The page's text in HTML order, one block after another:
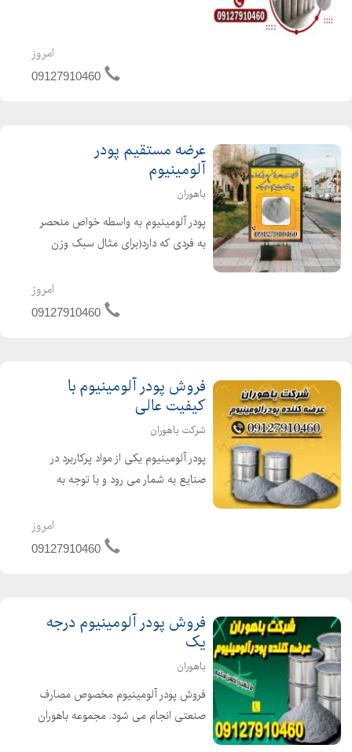
ترکیب پودر آلومینیوم با نسب...
امروز
09127910460
عرضه مستقیم پودر
آلومینیوم
باهوران
پودر آلومینیوم به واسطه خواص منحصر
به فردی که دارد(برای مثال سبک وزن
ساخت چسب،تولید رنگ آلومینیومی،
امروز
09127910460
فروش پودر آلومینیوم با
کیفیت عالی
شرکت باهوران
پودر آلومینیوم یکی از مواد پرکاربرد در
صنایع به شمار می رود و با توجه به
ماده مهم به شمار می رود. آلومینیوم
فلزی سبک ، نرم ، مقاوم در برابر خوردگی
امروز
09127910460
فروش پودر آلومینیوم درجه
یک
باهوران
فروش پودر آلومینیوم مخصوص مصارف
صنعتی انجام می شود. مجموعه باهوران